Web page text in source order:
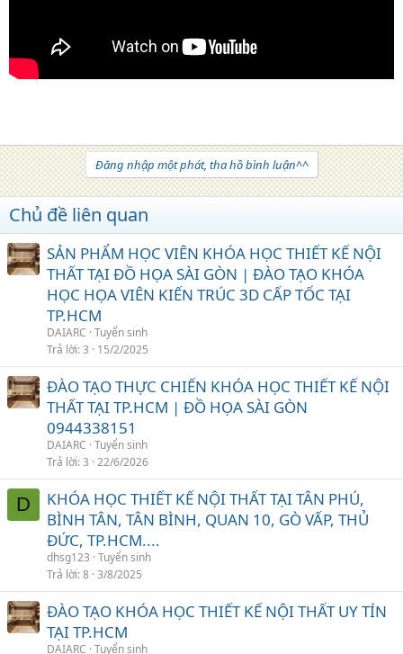
Đăng nhập một phát, tha hồ bình luận^^
Chủ đề liên quan
SẢN PHẨM HỌC VIÊN KHÓA HỌC THIẾT KẾ NỘI
THẤT TẠI ĐỒ HỌA SÀI GÒN | ĐÀO TẠO KHÓA
HỌC HỌA VIÊN KIẾN TRÚC 3D CẤP TỐC TẠI
TP.HCM
DAIARC Tuyển sinh
Trả lời 3 15/2/2025
ĐÀO TẠO THỰC CHIẾN KHÓA HỌC THIẾT KẾ NỘI
THẤT TẠI TP.HCM | ĐỒ HỌA SÀI GÒN
0944338151
DAIARC Tuyển sinh
Trả lời 3 22/6/2026
D
KHÓA HỌC THIẾT KẾ NỘI THẤT TẠI TÂN PHÚ,
BÌNH TÂN, TÂN BÌNH, QUAN 10, GÒ VẤP, THỦ
ĐỨC, TP.HCM....
dhsg123 Tuyển sinh
Trả lời 8 3/8/2025
ĐÀO TẠO KHÓA HỌC THIẾT KẾ NỘI THẤT UY TÍN
TẠI TP.HCM
DAIARC Tuyển sinh